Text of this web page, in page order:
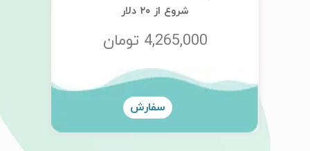
شروع از ۲۰ دلار
4,265,000 تومان
سفارش